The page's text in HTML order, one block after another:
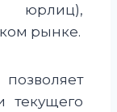
рынке.
текущего